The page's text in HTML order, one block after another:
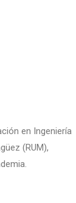
en Ingeniería
(RUM),